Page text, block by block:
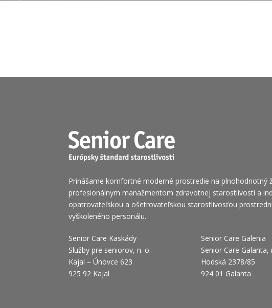
Prinášame komfortné moderné prostredie na plnohodnotný
profesionálnym manažmentom zdravotnej starostlivosti a
opatrovateľskou a ošetrovateľskou starostlivosťou
vyškoleného personálu.
Senior Care Kaskády
Služby pre seniorov, n. o.
Kajal – Únovce 623
925 92 Kajal
Senior Care Galenia
Senior Care Galanta,
Hodská 2378/85
924 01 Galanta